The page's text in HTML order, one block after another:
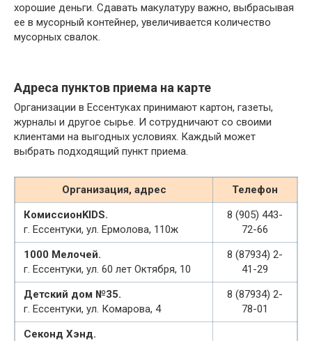
хорошие деньги. Сдавать макулатуру важно, выбрасывая
ее в мусорный контейнер, увеличивается количество
мусорных свалок.
Адреса пунктов приема на карте
Организации в Ессентуках принимают картон, газеты,
журналы и другое сырье. И сотрудничают со своими
клиентами на выгодных условиях. Каждый может
выбрать подходящий пункт приема.
Организация, адрес
Телефон
КомиссионKIDS.
г. Ессентуки, ул. Ермолова, 110ж
8 (905) 443-
72-66
1000 Мелочей.
г. Ессентуки, ул. 60 лет Октября, 10
8 (87934) 2-
41-29
Детский дом №35.
г. Ессентуки, ул. Комарова, 4
8 (87934) 2-
78-01
Секонд Хэнд.